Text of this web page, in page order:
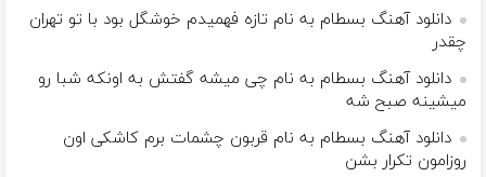
دانلود آهنگ بسطام به نام تازه فهمیدم خوشگل بود با تو تهران
چقدر
دانلود آهنگ بسطام به نام چی میشه گفتش به اونکه شبا رو
میشینه صبح شه
دانلود آهنگ بسطام به نام قربون چشمات برم کاشکی اون
روزامون تکرار بشن